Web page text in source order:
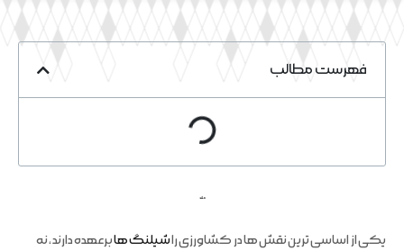
فهرست مطالب
ملند
یکی از اساسی ترین نقش ها در کشاورزی راشیلنگ هابرعهده دارند ، نه